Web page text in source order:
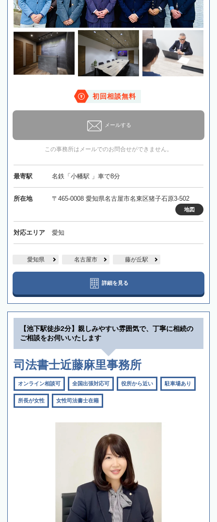
初回相談無料
メールする
この事務所はメールでのお問合せができません。
最寄駅 名鉄「小幡駅 」車で8分
所在地 〒465-0008 愛知県名古屋市名東区猪子石原3-502
地図
対応エリア 愛知
愛知県 名古屋市 藤が丘駅
詳細を見る
【池下駅徒歩2分】親しみやすい雰囲気で、丁寧に相続の
ご相談をお伺いいたします
司法書士近藤麻里事務所
オンライン相談可 全国出張対応可 役所から近い 駐車場あり
所長が女性 女性司法書士在籍